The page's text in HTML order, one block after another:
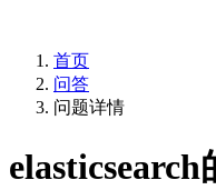
首页
问答
问题详情